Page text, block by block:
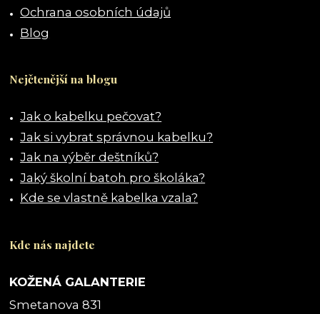
Ochrana osobních údajů
Blog
Nejčtenější na blogu
Jak o kabelku pečovat?
Jak si vybrat správnou kabelku?
Jak na výběr deštníků?
Jaký školní batoh pro školáka?
Kde se vlastně kabelka vzala?
Kde nás najdete
KOŽENÁ GALANTERIE
Smetanova 831